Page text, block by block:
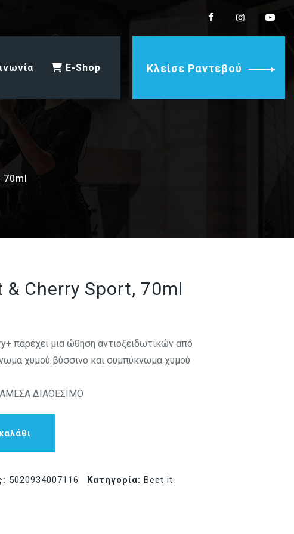
E-Shop Κλείσε Ραντεβού
70ml
& Cherry Sport, 70ml
παρέχει μια ώθηση αντιοξειδωτικών από
χυμού βύσσινο και συμπύκνωμα χυμού
ΑΜΕΣΑ ΔΙΑΘΕΣΙΜΟ
5020934007116 Κατηγορία:Beet it